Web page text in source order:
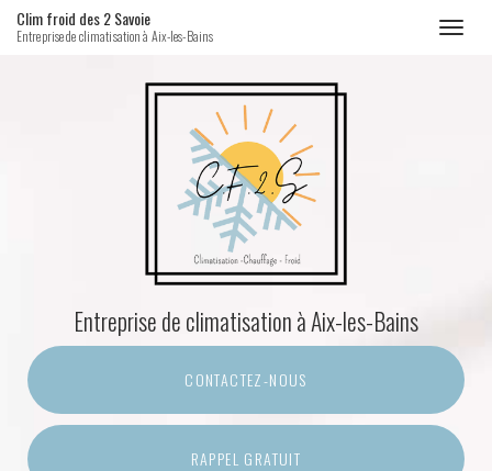
Clim froid des 2 Savoie
Entreprise de climatisation à Aix-les-Bains
Entreprise de climatisationà Aix-les-Bains
CONTACTEZ-NOUS
RAPPEL GRATUIT